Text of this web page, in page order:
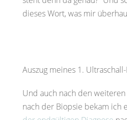
dieses Wort, was mir
Auszug meines 1.
Und auch nach den
nach der Biopsie bekam ich